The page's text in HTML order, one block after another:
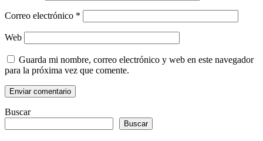
Correo electrónico *
Web
Guarda mi nombre, correo electrónico y web en este navegador
para la próxima vez que comente.
Buscar
Buscar